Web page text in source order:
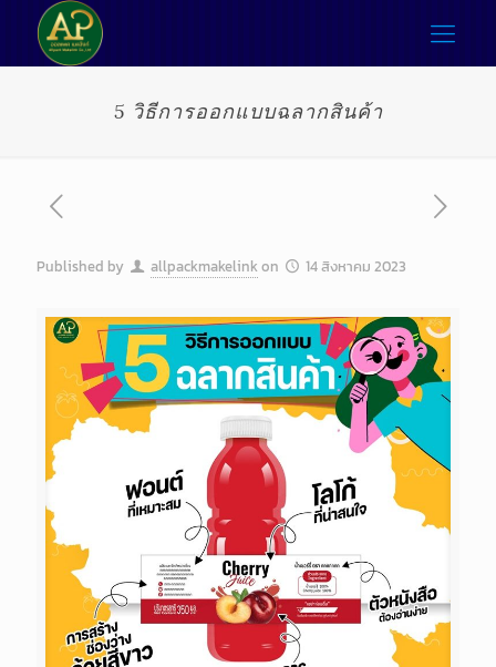
5 วิธีการออกแบบฉลากสินค้า
Published by allpackmakelink on 14 สิงหาคม 2023